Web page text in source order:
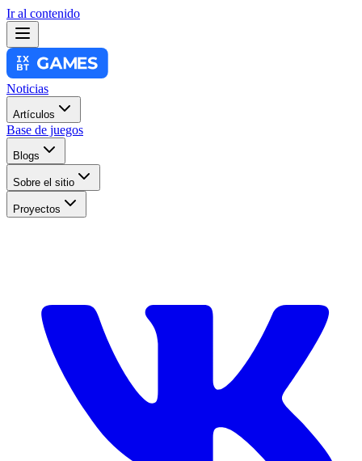
Ir al contenido
Noticias
Artículos
Base de juegos
Blogs
Sobre el sitio
Proyectos